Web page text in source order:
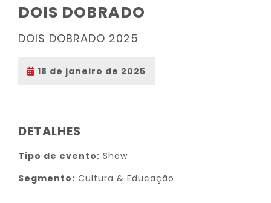
DOIS DOBRADO
DOIS DOBRADO 2025
18 de janeiro de 2025
DETALHES
Tipo de evento: Show
Segmento: Cultura & Educação